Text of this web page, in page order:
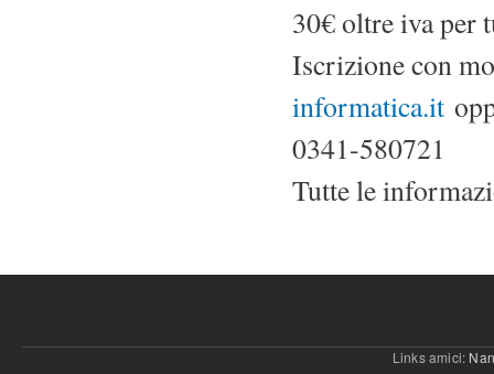
30€ oltre iva per
Iscrizione con
informatica.it
0341-580721
Tutte le
Links amici: